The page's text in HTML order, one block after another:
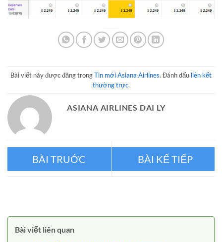
Bài viết này được đăng trongTin mới Asiana Airlines. Đánh dấu liên kết
thường trực.
ASIANA AIRLINES DAI LY
Bài viết liên quan